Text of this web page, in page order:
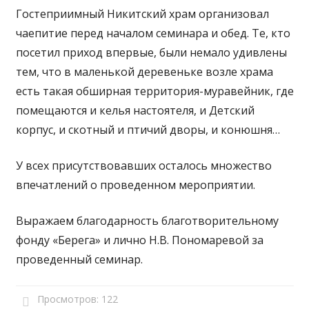
Гостеприимный Никитский храм организовал
чаепитие перед началом семинара и обед. Те, кто
посетил приход впервые, были немало удивлены
тем, что в маленькой деревеньке возле храма
есть такая обширная территория-муравейник, где
помещаются и келья настоятеля, и Детский
корпус, и скотный и птичий дворы, и конюшня…
У всех присутствовавших осталось множество
впечатлений о проведенном мероприятии.
Выражаем благодарность благотворительному
фонду «Берега» и лично Н.В. Пономаревой за
проведенный семинар.
Просмотров: 122